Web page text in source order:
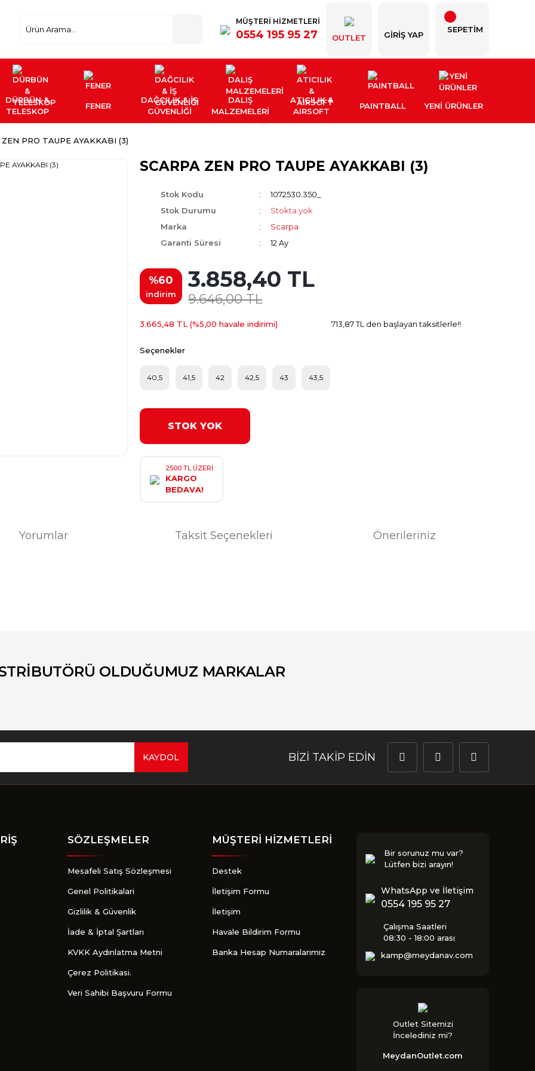
MÜŞTERİ HİZMETLERİ
0554 195 95 27 OUTLET GIRIŞ YAP
SEPETİM
DÜRBÜN &
TELESKOP
FENER
DAĞCILIK & İŞ
GÜVENLİĞİ
DALIŞ
MALZEMELERİ
ATICILIK &
AIRSOFT
PAINTBALL YENI ÜRÜNLER
ZEN PRO TAUPE AYAKKABI (3)
SCARPA ZEN PRO TAUPE AYAKKABI (3)
Stok Kodu
1072530.350_
Stok Durumu
Stokta yok
Marka
Scarpa
Garanti Süresi
12 Ay
%60
indirim
3.858,40 TL
9.646,00 TL
3.665,48 TL (%5,00 havale indirimi) 713,87 TL den başlayan taksitlerle!!
Seçenekler
40,5 41,5 42 42,5 43 43,5
STOK YOK
2500 TL ÜZERİ
KARGO
BEDAVA!
Yorumlar Taksit Seçenekleri Önerileriniz
Yorum Yaz
OLDUĞUMUZ MARKALAR
KAYDOL BİZİ TAKİP EDİN
SÖZLEŞMELER
Mesafeli Satış Sözleşmesi
Genel Politikalari
Gizlilik & Güvenlik
İade & İptal Şartları
KVKK Aydınlatma Metni
Çerez Politikasi.
Veri Sahibi Başvuru Formu
MÜŞTERİ HİZMETLERİ
Destek
İletişim Formu
İletişim
Havale Bildirim Formu
Banka Hesap Numaralarımız
Bir sorunuz mu var?
Lütfen bizi arayın!
WhatsApp ve İletişim
0554 195 95 27
Çalışma Saatleri
08:30 - 18:00 arası
kamp@meydanav.com
Outlet Sitemizi
İncelediniz mi?
MeydanOutlet.com